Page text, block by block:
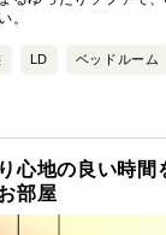
。
LD ベッドルーム
心地の良い時間
部屋